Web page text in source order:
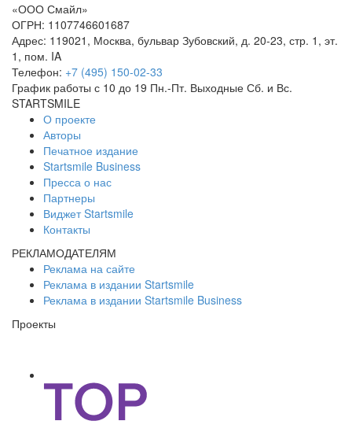
«ООО Смайл»
ОГРН: 1107746601687
Адрес: 119021, Москва, бульвар Зубовский, д. 20-23, стр. 1, эт.
1, пом. IA
Телефон: +7 (495) 150-02-33
График работы с 10 до 19 Пн.-Пт. Выходные Сб. и Вс.
STARTSMILE
О проекте
Авторы
Печатное издание
Startsmile Business
Пресса о нас
Партнеры
Виджет Startsmile
Контакты
РЕКЛАМОДАТЕЛЯМ
Реклама на сайте
Реклама в издании Startsmile
Реклама в издании Startsmile Business
Проекты